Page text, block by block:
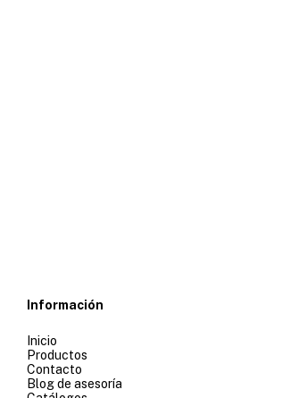
Información
Inicio
Productos
Contacto
Blog de asesoría